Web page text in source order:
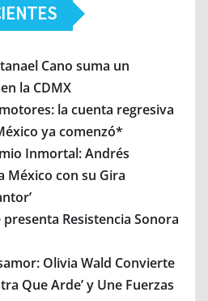
Cano suma un
la CDMX
la cuenta regresiva
ya comenzó*
Inmortal: Andrés
México con su Gira
Resistencia Sonora
Olivia Wald Convierte
Que Arde’ y Une Fuerzas